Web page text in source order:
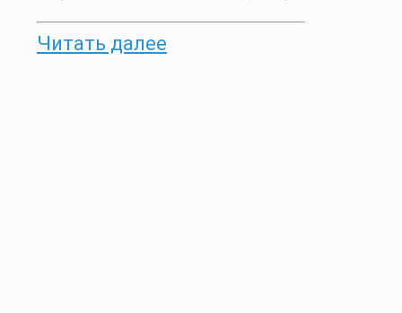
Читать далее